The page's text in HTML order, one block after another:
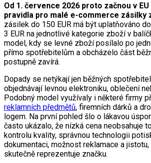
Od 1. července 2026 proto začnou v
pravidla pro malé e-commerce zásilky
zásilek do 150 EUR má být uplatňováno
3 EUR na jednotlivé kategorie zboží v
model, kdy se levné zboží posílalo po
přímo spotřebitelům a obcházelo část
postupně zavírá.
Dopady se netýkají jen běžných
objednávají levnou elektroniku, oblečení
Podobný model využívaly i některé firmy
reklamních předmětů, firemních dárků a
logem. Na první pohled šlo o lákavou
často ukázalo, že nízká cena neobsahuje
kontrolu kvality, správnou technologii
dokumentaci, možnost reklamace a
skutečně reprezentuje značku.